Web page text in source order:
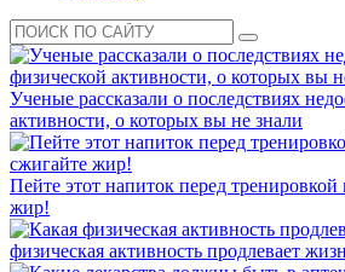
Ученые рассказали о последствиях
активности, о которых вы не знали
Пейте этот напиток перед тренировкой
жир!
физическая активность продлевает